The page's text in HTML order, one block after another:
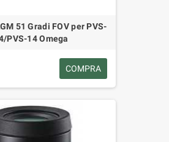
51 Gradi FOV per PVS-
PVS-14 Omega
COMPRA